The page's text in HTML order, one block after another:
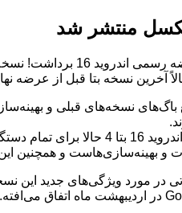
آخرین نسخه بتا قبل از
بتا 4 تمرکز ویژه‌ای بر رفع باگ‌های
همونطور که دیروز بهش